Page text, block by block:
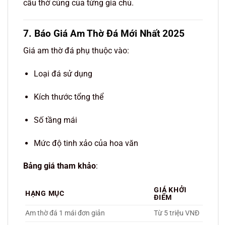
cầu thờ cúng của từng gia chủ.
7. Báo Giá Am Thờ Đá Mới Nhất 2025
Giá am thờ đá phụ thuộc vào:
Loại đá sử dụng
Kích thước tổng thể
Số tầng mái
Mức độ tinh xảo của hoa văn
Bảng giá tham khảo:
HẠNG MỤC
GIÁ KHỞI
ĐIỂM
Am thờ đá 1 mái đơn giản
Từ 5 triệu VNĐ